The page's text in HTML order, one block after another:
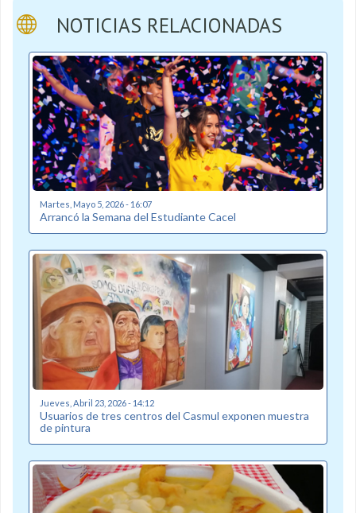
NOTICIAS RELACIONADAS
Martes, Mayo 5, 2026 - 16:07
Arrancó la Semana del Estudiante Cacel
Jueves, Abril 23, 2026 - 14:12
Usuarios de tres centros del Casmul exponen muestra
de pintura